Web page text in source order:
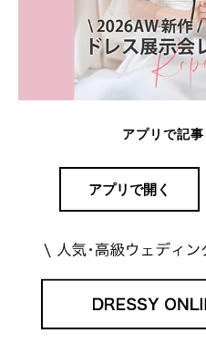
アプリで記
アプリで開く